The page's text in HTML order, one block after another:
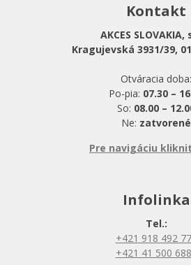
Kontakt
AKCES SLOVAKIA,
Kragujevská 3931/39,
Otváracia doba:
Po-pia: 07.30 –
So: 08.00 –
Ne: zatvorené
Pre navigáciu
Infolinka
Tel.:
+421 918 492
+421 41 500